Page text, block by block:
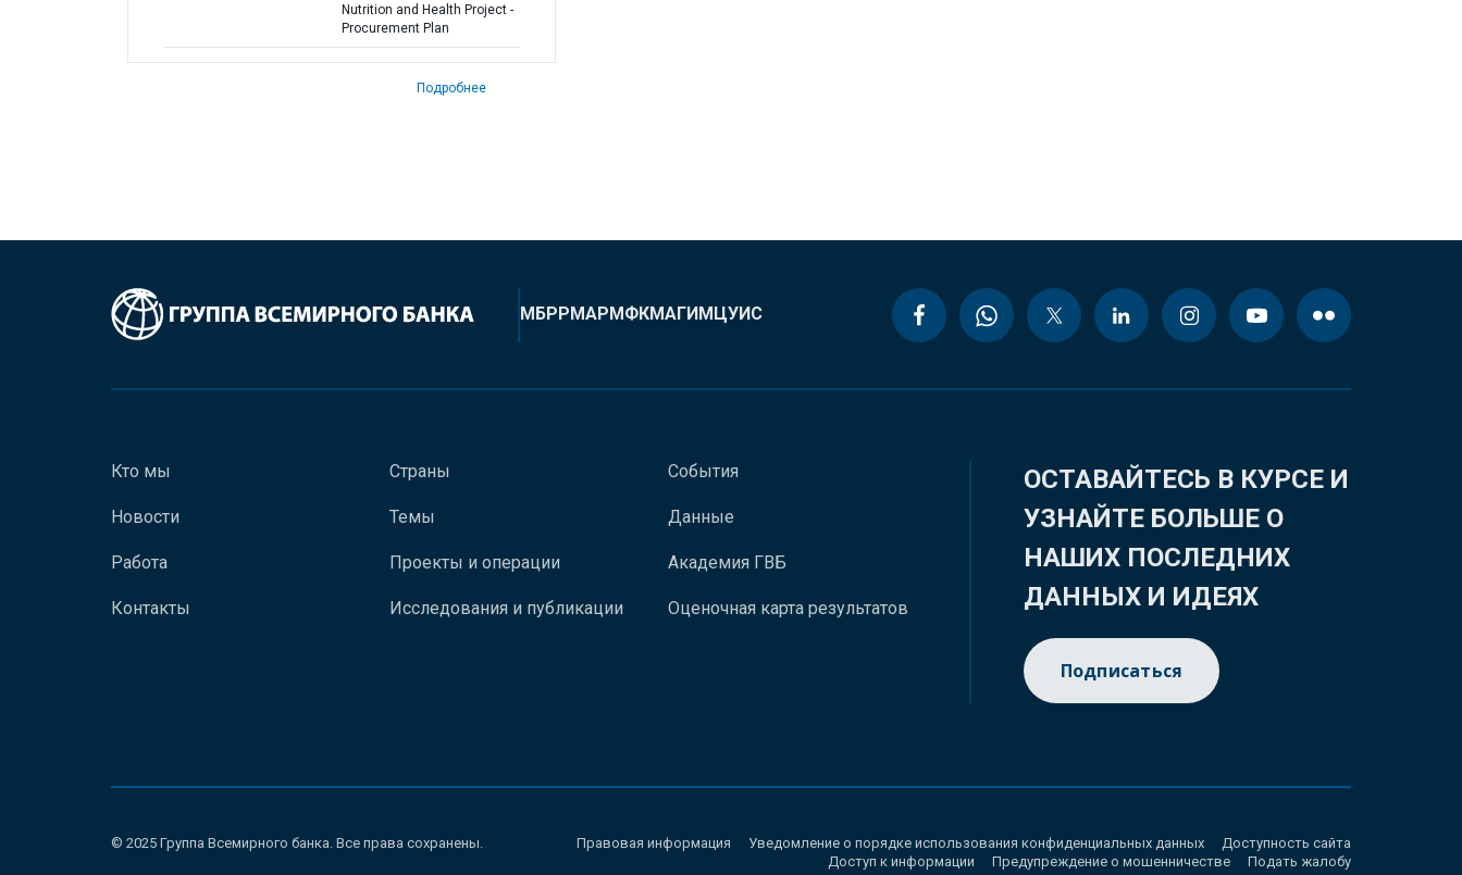
Nutrition and Health Project -
Procurement Plan
Подробнее
МБРРМАРМФКМАГИМЦУИС
Кто мы
Новости
Работа
Контакты
Страны
Темы
Проекты и операции
Исследования и публикации
События
Данные
Академия ГВБ
Оценочная карта результатов
ОСТАВАЙТЕСЬ В КУРСЕ И
УЗНАЙТЕ БОЛЬШЕ О
НАШИХ ПОСЛЕДНИХ
ДАННЫХ И ИДЕЯХ
Подписаться
© 2025 Группа Всемирного банка. Все права сохранены. Правовая информация Уведомление о порядке использования конфиденциальных данных
Доступность сайта
Доступ к информации
Предупреждение о мошенничестве Подать жалобу